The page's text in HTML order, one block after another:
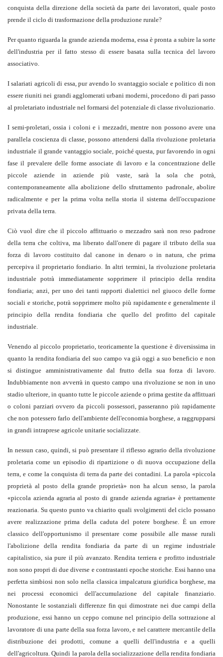
conquista della direzione della società da parte dei lavoratori, quale posto
prende il ciclo di trasformazione della produzione rurale?
Per quanto riguarda la grande azienda moderna, essa è pronta a subire la sorte
dell'industria per il fatto stesso di essere basata sulla tecnica del lavoro
associativo.
I salariati agricoli di essa, pur avendo lo svantaggio sociale e politico di non
essere riuniti nei grandi agglomerati urbani moderni, procedono di pari passo
al proletariato industriale nel formarsi del potenziale di classe rivoluzionario.
I semi-proletari, ossia i coloni e i mezzadri, mentre non possono avere una
parallela coscienza di classe, possono attendersi dalla rivoluzione proletaria
industriale il grande vantaggio sociale, poiché questa, pur favorendo in ogni
fase il prevalere delle forme associate di lavoro e la concentrazione delle
piccole aziende in aziende più vaste, sarà la sola che potrà,
contemporaneamente alla abolizione dello sfruttamento padronale, abolire
radicalmente e per la prima volta nella storia il sistema dell'occupazione
privata della terra.
Ciò vuol dire che il piccolo affittuario o mezzadro sarà non reso padrone
della terra che coltiva, ma liberato dall'onere di pagare il tributo della sua
forza di lavoro costituito dal canone in denaro o in natura, che prima
percepiva il proprietario fondiario. In altri termini, la rivoluzione proletaria
industriale potrà immediatamente sopprimere il principio della rendita
fondiaria; anzi, per uno dei tanti rapporti dialettici nel giuoco delle forme
sociali e storiche, potrà sopprimere molto più rapidamente e generalmente il
principio della rendita fondiaria che quello del profitto del capitale
industriale.
Venendo al piccolo proprietario, teoricamente la questione è diversissima in
quanto la rendita fondiaria del suo campo va già oggi a suo beneficio e non
si distingue amministrativamente dal frutto della sua forza di lavoro.
Indubbiamente non avverrà in questo campo una rivoluzione se non in uno
stadio ulteriore, in quanto tutte le piccole aziende o prima gestite da affittuari
o coloni parziari ovvero da piccoli possessori, passeranno più rapidamente
che non potessero farlo dell'ambiente dell'economia borghese, a raggrupparsi
in grandi intraprese agricole unitarie socializzate.
In nessun caso, quindi, si può presentare il riflesso agrario della rivoluzione
proletaria come un episodio di ripartizione o di nuova occupazione della
terra, e come la conquista di terra da parte dei contadini. La parola «piccola
proprietà al posto della grande proprietà» non ha alcun senso, la parola
«piccola azienda agraria al posto di grande azienda agraria» è prettamente
reazionaria. Su questo punto va chiarito quali svolgimenti del ciclo possano
avere realizzazione prima della caduta del potere borghese. È un errore
classico dell'opportunismo il presentare come possibile alle masse rurali
l'abolizione della rendita fondiaria da parte di un regime industriale
capitalistico, sia pure il più avanzato. Rendita terriera e profitto industriale
non sono propri di due diverse e contrastanti epoche storiche. Essi hanno una
perfetta simbiosi non solo nella classica impalcatura giuridica borghese, ma
nei processi economici dell'accumulazione del capitale finanziario.
Nonostante le sostanziali differenze fin qui dimostrate nei due campi della
produzione, essi hanno un ceppo comune nel principio della sottrazione al
lavoratore di una parte della sua forza lavoro, e nel carattere mercantile della
distribuzione dei prodotti, comune a quelli dell'industria e a quelli
dell'agricoltura. Quindi la parola della socializzazione della rendita fondiaria